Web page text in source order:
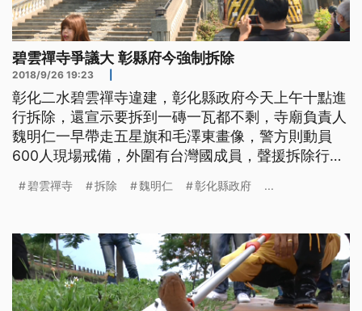
碧雲禪寺爭議大 彰縣府今強制拆除
2018/9/26 19:23
彰化二水碧雲禪寺違建，彰化縣政府今天上午十點進
行拆除，還宣示要拆到一磚一瓦都不剩，寺廟負責人
魏明仁一早帶走五星旗和毛澤東畫像，警方則動員
600人現場戒備，外圍有台灣國成員，聲援拆除行
油和瓦斯桶。10點一到，現場指揮官下令拆除，旗桿
員警力600人，從山腳路就管制人員進出，就怕發生
流血衝突，整個拆除過程，沒有遇
碧雲禪寺 拆除 魏明仁 彰化縣政府 ...